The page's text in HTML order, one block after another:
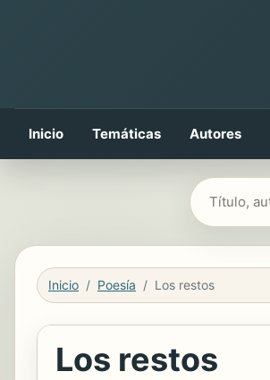
Inicio Temáticas Autores
Buscar libros
Inicio Poesía Los restos
Los restos